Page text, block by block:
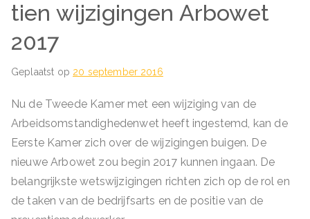
enschap
tien wijzigingen Arbowet
2017
Geplaatst op 20 september 2016
Nu de Tweede Kamer met een wijziging van de
Arbeidsomstandighedenwet heeft ingestemd, kan de
Eerste Kamer zich over de wijzigingen buigen. De
nieuwe Arbowet zou begin 2017 kunnen ingaan. De
belangrijkste wetswijzigingen richten zich op de rol en
de taken van de bedrijfsarts en de positie van de